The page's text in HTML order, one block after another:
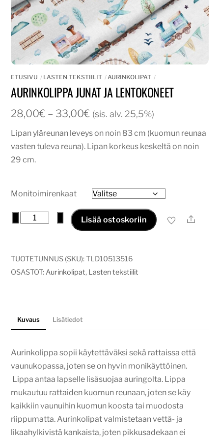
ETUSIVU LASTEN TEKSTIILIT AURINKOLIPAT
AURINKOLIPPA JUNAT JA LENTOKONEET
28,00€ – 33,00€ Hintaluokka:
-
33,00€
(sis. alv. 25,5%)
Lipan yläreunan leveys on noin 83 cm (kuomun reunaa
vasten tuleva reuna). Lipan korkeus keskeltä on noin
29 cm.
Monitoimirenkaat
Aurinkolippa
lentokoneet
määrä
Lisää ostoskoriin Ale
TUOTETUNNUS (SKU):TLD10513516
OSASTOT:Aurinkolipat, Lasten tekstiilit
Kuvaus Lisätiedot
Aurinkolippa sopii käytettäväksi sekä rattaissa että
vaunukopassa, joten se on hyvin monikäyttöinen.
Lippa antaa lapselle lisäsuojaa auringolta. Lippa
mukautuu rattaiden kuomun reunaan, joten se käy
kaikkiin vaunuihin kuomun koosta tai muodosta
riippumatta. Aurinkolipat valmistetaan vettä- ja
likaahylkivistä kankaista, joten pikkusadekaan ei